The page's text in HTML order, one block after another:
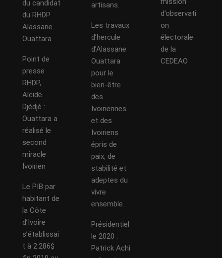
du candidat
du RHDP
Alassane
Ouattara
Point de
presse
RHDP,
Alcide
Djédjé :
Ouattara a
réalisé le
second
miracle
Ivoirien
Le PIB par
habitant de
la Côte
d’Ivoire
s’établissai
t à 2.286$
artisans.
Les travaux
d’hercule
d’Alassane
Ouattara
pour le
bien-être
des
Ivoiriennes
et des
Ivoiriens
épris de
paix, de
stabilité et
adeptes du
vivre
ensemble.
Présidentiel
le 2020 :
Patrick Achi
d’observati
on
électorale
de la
CEDEAO